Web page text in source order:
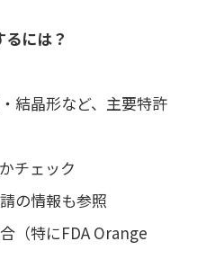
には？
結晶形など、主要特許
チェック
の情報も参照
（特にFDA Orange